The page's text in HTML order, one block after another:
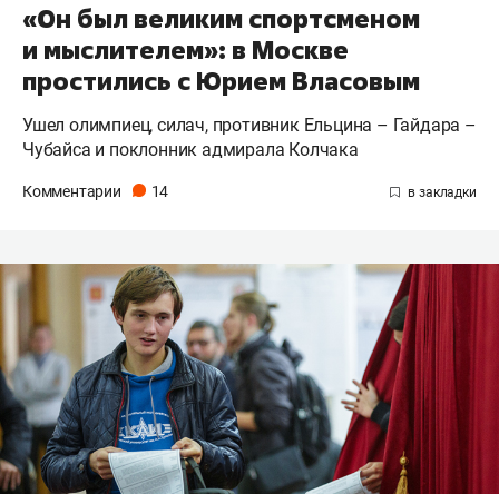
«Он был великим спортсменом
и мыслителем»: в Москве
простились с Юрием Власовым
Ушел олимпиец, силач, противник Ельцина – Гайдара –
Чубайса и поклонник адмирала Колчака
Комментарии 14